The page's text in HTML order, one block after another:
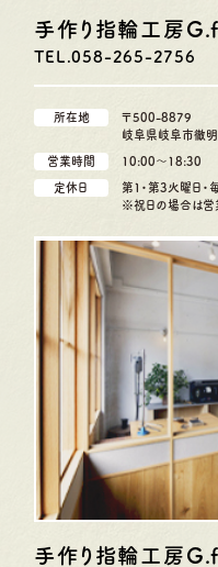
手作り指輪工房
TEL.058-265-2756
所在地
〒500-8879
岐阜県岐阜市徹
営業時間 10:00〜18:30
定休日
第1・第3火曜日・
※祝日の場合は営
手作り指輪工房